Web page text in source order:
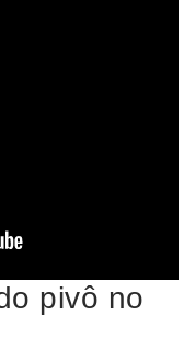
pivô no